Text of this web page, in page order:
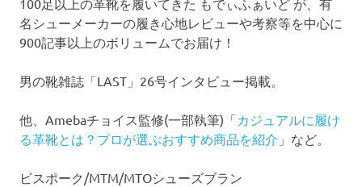
名シューメーカーの履き心地レビューや考察等を中心に
900記事以上のボリュームでお届け！
男の靴雑誌「LAST」26号インタビュー掲載。
他、Amebaチョイス監修(一部執筆)「カジュアルに履け
る革靴とは？プロが選ぶおすすめ商品を紹介 」など。
ビスポーク/MTM/MTOシューズブラン